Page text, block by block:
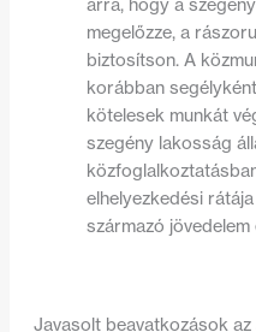
megelőzze, a
biztosítson. A
korábban
kötelesek munkát
szegény lakosság
elhelyezkedési
származó jövedelem
Javasolt beavatkozások